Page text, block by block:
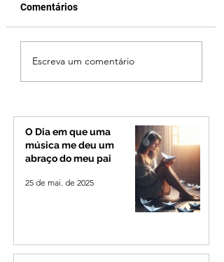
Patrocínio realiza
reversão de colostomia
espera
Comentários
Escreva um comentário
O Dia em que uma
música me deu um
abraço do meu pai
25 de mai. de 2025